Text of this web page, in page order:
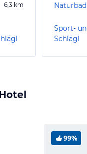
6,3 km
Sport-
Schlägl
99%